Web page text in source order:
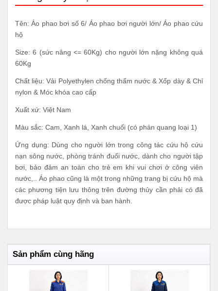
Tên: Áo phao bơi số 6/ Áo phao bơi người lớn/ Áo phao cứu
hộ
Size: 6 (sức nâng <= 60Kg) cho người lớn nặng không quá
60Kg
Chất liệu: Vải Polyethylen chống thấm nước & Xốp dày & Chỉ
nylon & Móc khóa cao cấp
Xuất xứ: Việt Nam
Màu sắc: Cam, Xanh lá, Xanh chuối (có phản quang loại 1)
Ứng dụng: Dùng cho người lớn trong công tác cứu hộ cứu
nạn sông nước, phòng tránh đuối nước, dành cho người tập
bơi, bảo đảm an toàn cho trẻ em khi vui chơi ở công viên
nước,.. Áo phao cũng là một trong những trang bị cứu hộ mà
các phương tiện lưu thông trên đường thủy cần phải có đã
được pháp luật quy định và ban hành.
Sản phẩm cùng hãng